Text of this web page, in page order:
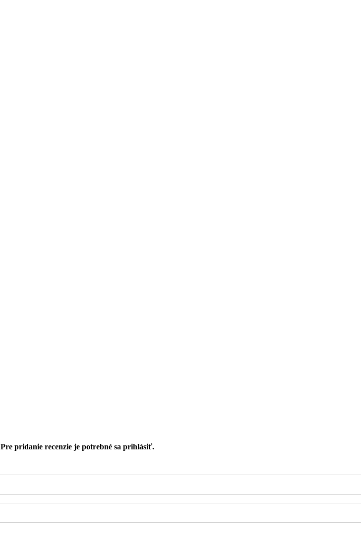
Pre pridanie recenzie je potrebné sa prihlásiť.